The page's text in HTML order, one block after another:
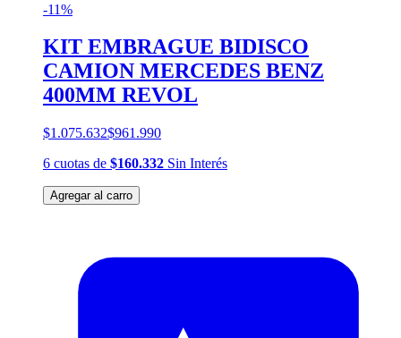
-11%
KIT EMBRAGUE BIDISCO
CAMION MERCEDES BENZ
400MM REVOL
$1.075.632$961.990
6 cuotas de $160.332 Sin Interés
Agregar al carro